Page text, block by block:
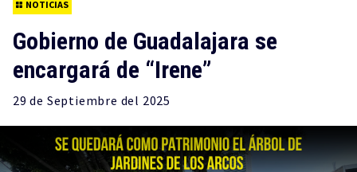
NOTICIAS
Gobierno de Guadalajara se
encargará de “Irene”
29 de Septiembre del 2025